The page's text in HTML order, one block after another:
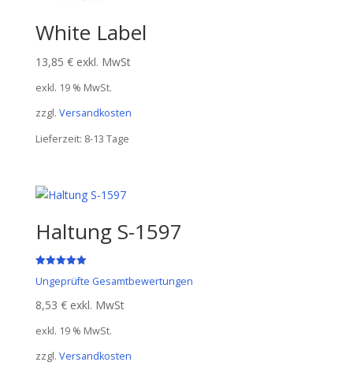
White Label
13,85 € exkl. MwSt
exkl. 19 % MwSt.
zzgl. Versandkosten
Lieferzeit: 8-13 Tage
Haltung S-1597
5.00
Ungeprüfte Gesamtbewertungen
8,53 € exkl. MwSt
exkl. 19 % MwSt.
zzgl. Versandkosten